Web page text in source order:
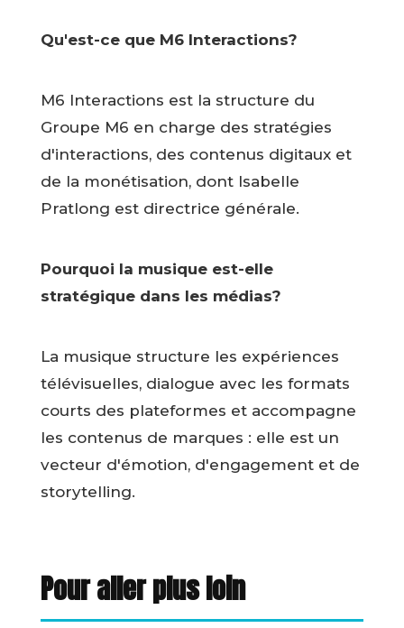
Qu'est-ce que M6 Interactions?
M6 Interactions est la structure du
Groupe M6 en charge des stratégies
d'interactions, des contenus digitaux et
de la monétisation, dont Isabelle
Pratlong est directrice générale.
Pourquoi la musique est-elle
stratégique dans les médias?
La musique structure les expériences
télévisuelles, dialogue avec les formats
courts des plateformes et accompagne
les contenus de marques : elle est un
vecteur d'émotion, d'engagement et de
storytelling.
Pour aller plus loin